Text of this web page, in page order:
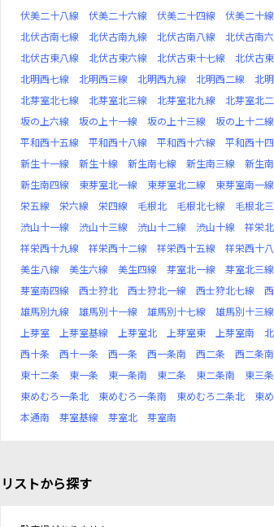
伏美二十八線
伏美二十六線 伏美二十四線 伏美二十線
北伏古南七線
北伏古南九線 北伏古南八線 北伏古南
北伏古東八線
北伏古東六線 北伏古東十七線 北伏古
北明西七線
北明西三線 北明西九線 北明西二線 北
北芽室北七線
北芽室北三線 北芽室北九線 北芽室北
坂の上六線
坂の上十一線 坂の上十三線 坂の上十二線
平和西十五線
平和西十八線 平和西十六線 平和西十
新生十一線
新生十線 新生南七線 新生南三線 新生
新生南四線
東芽室北一線 東芽室北二線 東芽室南一線
栄五線
栄六線 栄四線 毛根北 毛根北七線 毛根北
渋山十一線
渋山十三線 渋山十二線 渋山十線 祥栄
祥栄西十九線
祥栄西十二線 祥栄西十五線 祥栄西十
美生八線
美生六線 美生四線 芽室北一線 芽室北三線
芽室南四線
西士狩北 西士狩北一線 西士狩北七線
雄馬別九線
雄馬別十一線 雄馬別十七線 雄馬別十三線
上芽室
上芽室基線 上芽室北 上芽室東 上芽室南
西十条
西十一条 西一条 西一条南 西二条 西二条南
東十二条
東一条 東一条南 東二条 東二条南 東三条
東めむろ一条北
東めむろ一条南 東めむろ二条北 東
本通南
芽室基線 芽室北 芽室南
リストから探す